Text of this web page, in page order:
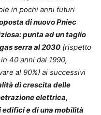
in pochi anni futuri
di nuovo Pniec
punta ad un taglio
serra al 2030 (rispetto
40 anni dal 1990,
al 90%) ai successivi
di crescita delle
elettrica,
e di una mobilità